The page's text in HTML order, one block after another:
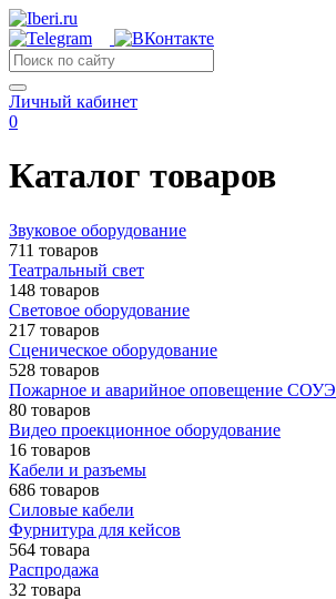
Личный кабинет
0
Каталог товаров
Звуковое оборудование
711 товаров
Театральный свет
148 товаров
Световое оборудование
217 товаров
Сценическое оборудование
528 товаров
Пожарное и аварийное оповещение СОУЭ
80 товаров
Видео проекционное оборудование
16 товаров
Кабели и разъемы
686 товаров
Силовые кабели
Фурнитура для кейсов
564 товара
Распродажа
32 товара